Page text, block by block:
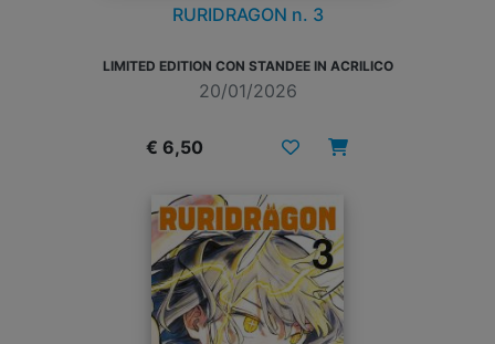
RURIDRAGON n. 3
LIMITED EDITION CON STANDEE IN ACRILICO
20/01/2026
€ 6,50